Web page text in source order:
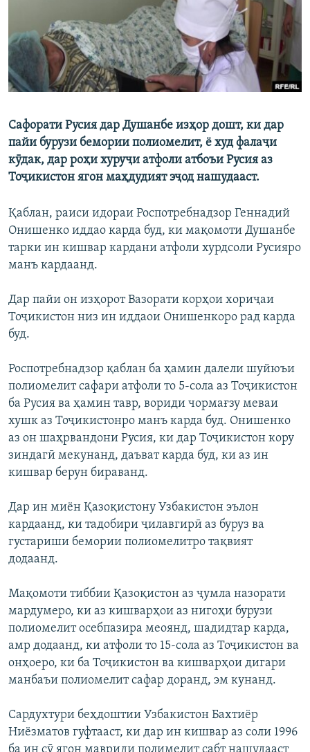
Русский
ПАЙГИРӢ КУНЕД
Ҳамаи сомонаҳои RFE/RL
Сафорати Русия дар Душанбе изҳор дошт, ки дар
пайи бурузи бемории полиомелит, ё худ фалаҷи
кӯдак, дар роҳи хуруҷи атфоли атбоъи Русия аз
Тоҷикистон ягон маҳдудият эҷод нашудааст.
Қаблан, раиси идораи Роспотребнадзор Геннадий
Онишенко иддао карда буд, ки мақомоти Душанбе
тарки ин кишвар кардани атфоли хурдсоли Русияро
манъ кардаанд.
Дар пайи он изҳорот Вазорати корҳои хориҷаи
Тоҷикистон низ ин иддаои Онишенкоро рад карда
буд.
Роспотребнадзор қаблан ба ҳамин далели шуйюъи
полиомелит сафари атфоли то 5-сола аз Тоҷикистон
ба Русия ва ҳамин тавр, вориди чормағзу меваи
хушк аз Тоҷикистонро манъ карда буд. Онишенко
аз он шаҳрвандони Русия, ки дар Тоҷикистон кору
зиндагӣ мекунанд, даъват карда буд, ки аз ин
кишвар берун бираванд.
Дар ин миён Қазоқистону Узбакистон эълон
кардаанд, ки тадобири ҷилавгирӣ аз буруз ва
густариши бемории полиомелитро тақвият
додаанд.
Мақомоти тиббии Қазоқистон аз ҷумла назорати
мардумеро, ки аз кишварҳои аз нигоҳи бурузи
полиомелит осебпазира меоянд, шадидтар карда,
амр додаанд, ки атфоли то 15-сола аз Тоҷикистон ва
онҳоеро, ки ба Тоҷикистон ва кишварҳои дигари
манбаъи полиомелит сафар доранд, эм кунанд.
Сардухтури беҳдоштии Узбакистон Бахтиёр
Ниёзматов гуфтааст, ки дар ин кишвар аз соли 1996